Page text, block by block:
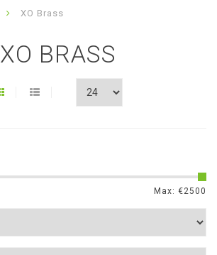
XO Brass
XO BRASS
Max: €2500